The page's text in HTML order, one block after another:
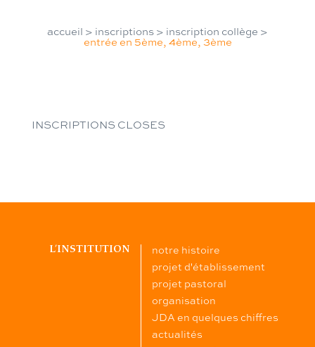
accueil > inscriptions> inscription collège >
entrée en 5ème, 4ème, 3ème
INSCRIPTIONS CLOSES
L’INSTITUTION
notre histoire
projet d'établissement
projet pastoral
organisation
JDA en quelques chiffres
actualités